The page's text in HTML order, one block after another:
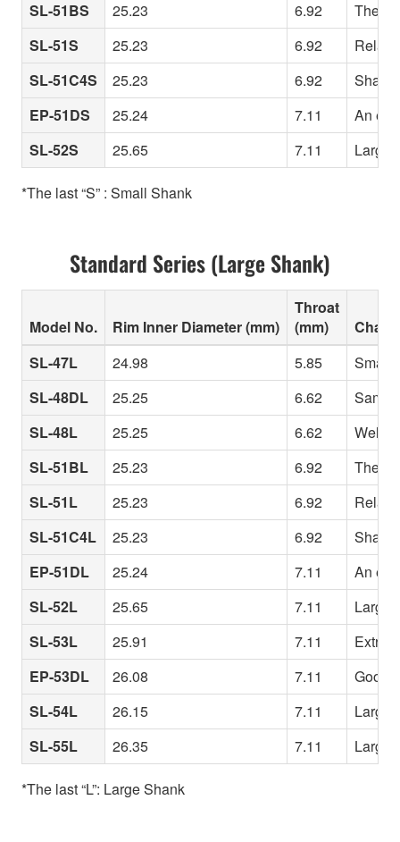
SL-51BS 25.23 6.92
The
SL-51S
25.23 6.92
SL-51C4S
25.23 6.92
EP-51DS
25.24 7.11
An
SL-52S
25.65 7.11
*The last “S” : Small Shank
Standard Series (Large Shank)
Model No. Rim Inner Diameter (mm)
Throat
(mm)
SL-47L
24.98 5.85
SL-48DL
25.25 6.62
Same
SL-48L
25.25 6.62
Well-
SL-51BL
25.23 6.92
The
SL-51L
25.23 6.92
SL-51C4L
25.23 6.92
EP-51DL
25.24 7.11
An
SL-52L
25.65 7.11
SL-53L
25.91 7.11
EP-53DL
26.08 7.11
Good
SL-54L
26.15 7.11
SL-55L
26.35 7.11
*The last “L”: Large Shank